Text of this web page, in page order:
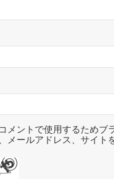
メントで使用するためブ
メールアドレス、サイト